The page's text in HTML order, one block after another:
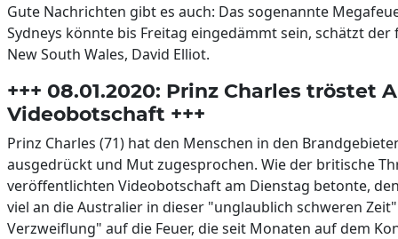
Gute Nachrichten gibt es auch: Das sogenannte
Sydneys könnte bis Freitag eingedämmt sein, schätzt
New South Wales, David Elliot.
+++ 08.01.2020: Prinz Charles tröstet
Videobotschaft +++
Prinz Charles (71) hat den Menschen in den
ausgedrückt und Mut zugesprochen. Wie der britische
veröffentlichten Videobotschaft am Dienstag betonte,
viel an die Australier in dieser "unglaublich schweren
Verzweiflung" auf die Feuer, die seit Monaten auf dem